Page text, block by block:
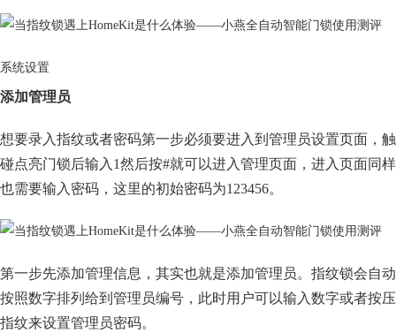
系统设置
添加管理员
想要录入指纹或者密码第一步必须要进入到管理员设置页面，触
碰点亮门锁后输入1然后按#就可以进入管理页面，进入页面同样
也需要输入密码，这里的初始密码为123456。
第一步先添加管理信息，其实也就是添加管理员。指纹锁会自动
按照数字排列给到管理员编号，此时用户可以输入数字或者按压
指纹来设置管理员密码。